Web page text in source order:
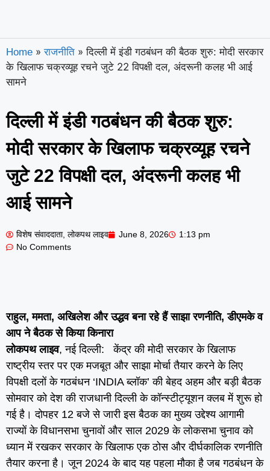
Home » राजनीति » दिल्ली में इंडी गठबंधन की बैठक शुरु: मोदी सरकार
के खिलाफ चक्रव्यूह रचने जुटे 22 विपक्षी दल, अंदरूनी कलह भी आई
सामने
दिल्ली में इंडी गठबंधन की बैठक शुरु:
मोदी सरकार के खिलाफ चक्रव्यूह रचने
जुटे 22 विपक्षी दल, अंदरूनी कलह भी
आई सामने
विशेष संवाददाता, लोकपथ लाइव June 8, 2026
1:13 pm
No Comments
राहुल, ममता, अखिलेश और उद्धव बना रहे हैं साझा रणनीति, डीएमके व
आप ने बैठक से किया किनारा
लोकपथ लाइव, नई दिल्ली: केंद्र की मोदी सरकार के खिलाफ
राष्ट्रीय स्तर पर एक मजबूत और साझा मोर्चा तैयार करने के लिए
विपक्षी दलों के गठबंधन ‘INDIA ब्लॉक’ की बेहद अहम और बड़ी बैठक
सोमवार को देश की राजधानी दिल्ली के कॉन्स्टीट्यूशन क्लब में शुरू हो
गई है। दोपहर 12 बजे से जारी इस बैठक का मुख्य उद्देश्य आगामी
राज्यों के विधानसभा चुनावों और साल 2029 के लोकसभा चुनाव को
ध्यान में रखकर सरकार के खिलाफ एक ठोस और दीर्घकालिक रणनीति
तैयार करना है। जून 2024 के बाद यह पहला मौका है जब गठबंधन के